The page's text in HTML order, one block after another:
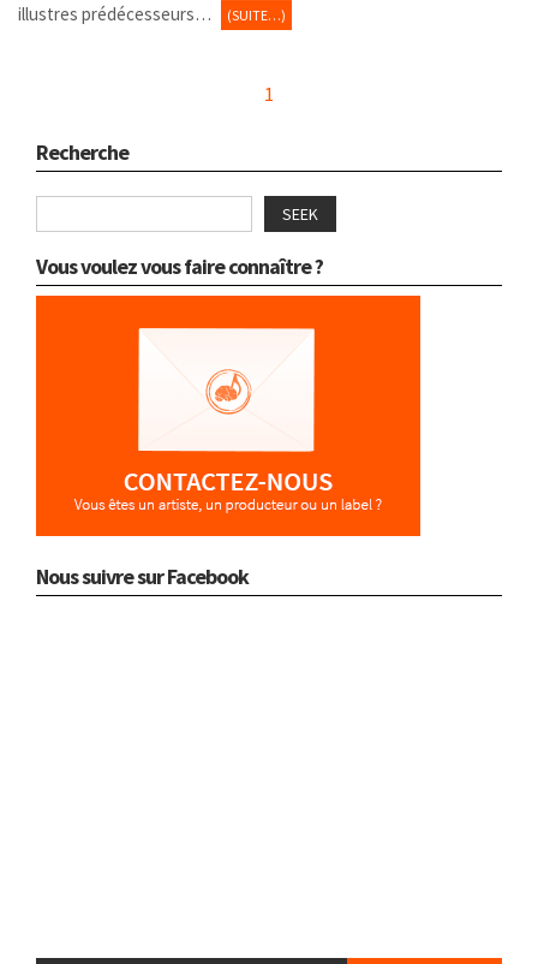
illustres prédécesseurs…
(SUITE…)
1
Recherche
SEEK
Vous voulez vous faire connaître ?
Nous suivre sur Facebook